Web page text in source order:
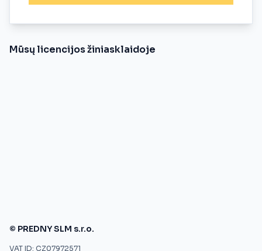
Mūsų licencijos žiniasklaidoje
© PREDNY SLM s.r.o.
VAT ID: CZ07972571